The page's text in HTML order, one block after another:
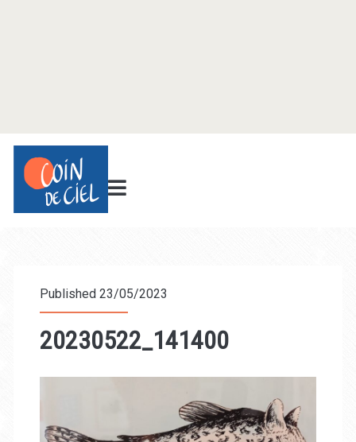
Published 23/05/2023
20230522_141400